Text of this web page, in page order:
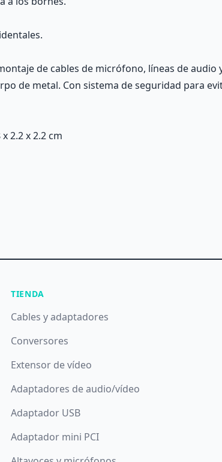
de cables de micrófono, líneas de
de metal. Con sistema de seguridad para
2.2 x 2.2 cm
TIENDA
Cables y adaptadores
Conversores
Extensor de vídeo
Adaptadores de audio/vídeo
Adaptador USB
Adaptador mini PCI